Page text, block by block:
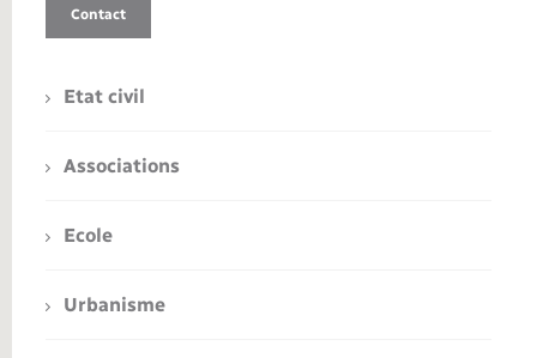
Contact
Etat civil
Associations
Ecole
Urbanisme